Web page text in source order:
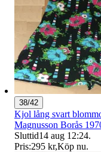
38/42
Kjol lång svart
Magnusson Borås
Sluttid14 aug 12:24.
Pris:295 kr,Köp nu.